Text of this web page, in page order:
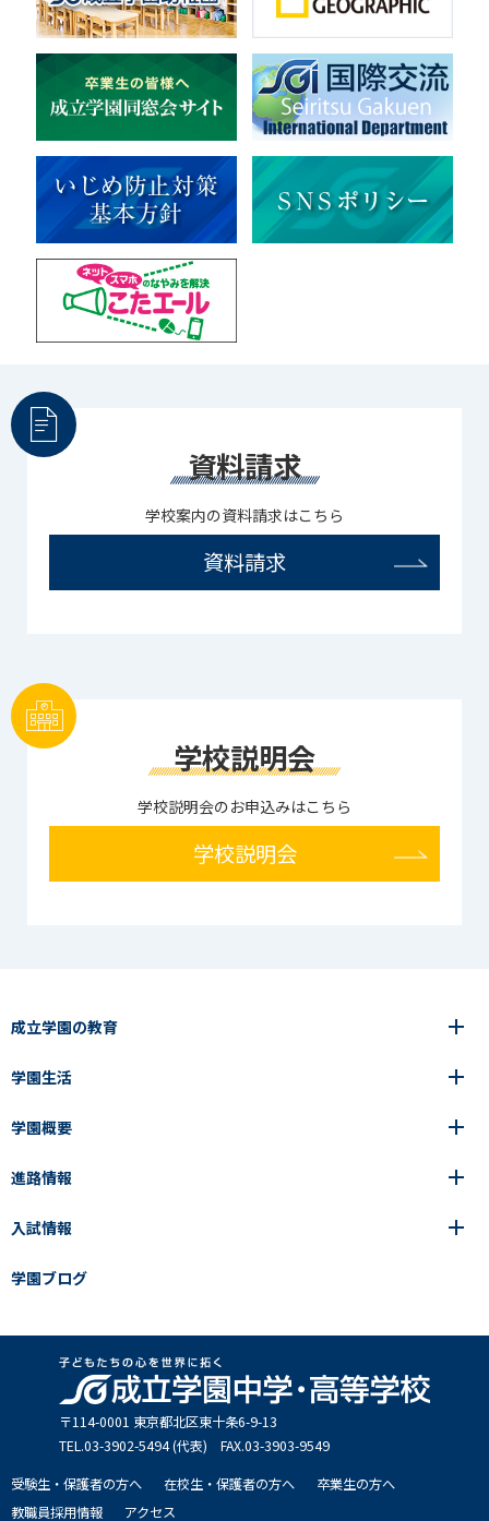
資料請求
学校案内の資料請求はこちら
資料請求
学校説明会
学校説明会のお申込みはこちら
学校説明会
成立学園の教育
6年間の一貫教育
中学校
高等学校
成立メソッド
教科指導の特徴
卒業生の声
中学校
成立メソッド
卒業生の声
成立学園ならではの教育
見える学力×見えない学力
学園生活
年間行事
施設紹介
制服
学園ブログ
学園概要
学園の歩み
アクセス
進路情報
進路・進学
入試情報
中学入試Q&A
入試結果
説明会・イベント日程
出願方法・募集要項
学園ブログ
〒114-0001 東京都北区東⼗条6-9-13
TEL.03-3902-5494 (代表) FAX.03-3903-9549
受験生・保護者の方へ
在校生・保護者の方へ
卒業生の方へ
教職員採用情報
アクセス